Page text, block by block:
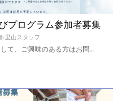
プログラム参加者募集
:里山スタッフ
て、ご興味のある方はお問…